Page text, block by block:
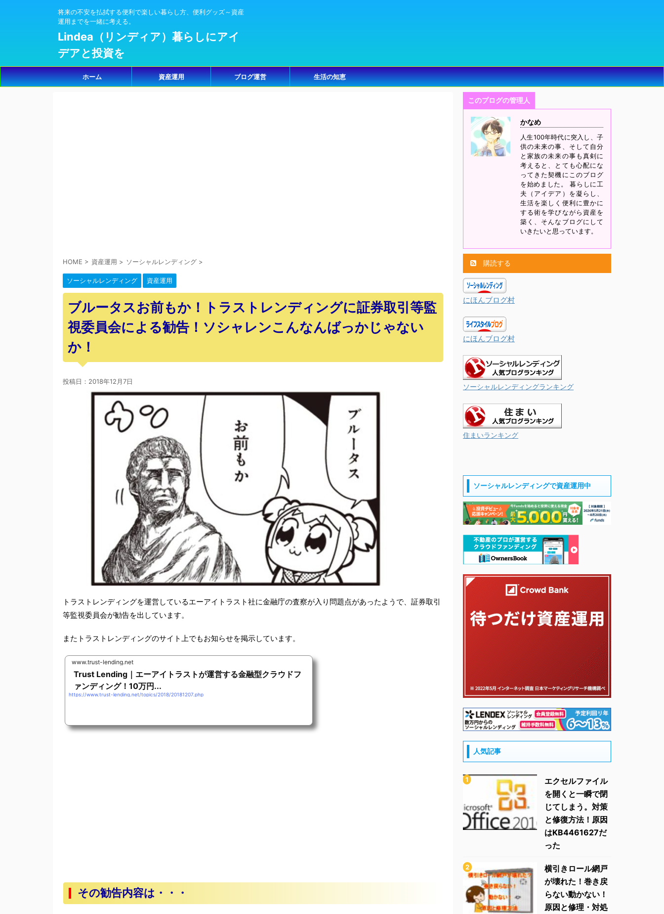
将来の不安を払拭する便利で楽しい暮らし方、便利グッズ～資産
運用までを一緒に考える。
Lindea（リンディア）暮らしにアイ
デアと投資を
ホーム 資産運用 ブログ運営 生活の知恵
HOME > 資産運用 > ソーシャルレンディング >
ソーシャルレンディング 資産運用
ブルータスお前もか！トラストレンディングに証券取引等監
視委員会による勧告！ソシャレンこんなんばっかじゃない
か！
投稿日： 2018年12月7日
トラストレンディングを運営しているエーアイトラスト社に金融庁の査察が入り問題点があったようで、証券取引
等監視委員会が勧告を出しています。
またトラストレンディングのサイト上でもお知らせを掲示しています。
www.trust-lending.net
Trust Lending｜エーアイトラストが運営する金融型クラウドフ
ァンディング！10万円...
https://www.trust-lending.net/topics/2018/20181207.php
その勧告内容は・・・
このプログの管理人
かなめ
人生100年時代に突入し、子
供の未来の事、そして自分
と家族の未来の事も真剣に
考えると、とても心配にな
ってきた契機にこのブログ
を始めました。 暮らしに工
夫（アイデア）を凝らし、
生活を楽しく便利に豊かに
する術を学びながら資産を
築く、そんなブログにして
いきたいと思っています。
購読する
にほんブログ村
にほんブログ村
ソーシャルレンディングランキング
住まいランキング
ソーシャルレンディングで資産運用中
人気記事
エクセルファイル
を開くと一瞬で閉
じてしまう。対策
と修復方法！原因
はKB4461627だ
った
横引きロール網戸
が壊れた！巻き戻
らない動かない！
原因と修理・対処